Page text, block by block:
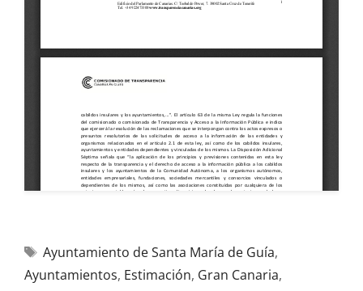
Ayuntamiento de Santa María de Guía,
Ayuntamientos, Estimación, Gran Canaria,